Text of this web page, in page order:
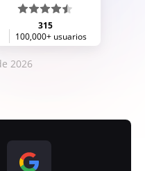
315
100,000+ usuarios
2026